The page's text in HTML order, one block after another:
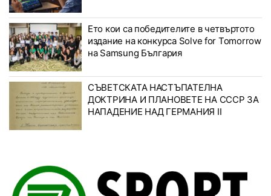
Ето кои са победителите в четвъртото
издание на конкурса Solve for Tomorrow
на Samsung България
СЪВЕТСКАТА НАСТЪПАТЕЛНА
ДОКТРИНА И ПЛАНОВЕТЕ НА СССР ЗА
НАПАДЕНИЕ НАД ГЕРМАНИЯ II